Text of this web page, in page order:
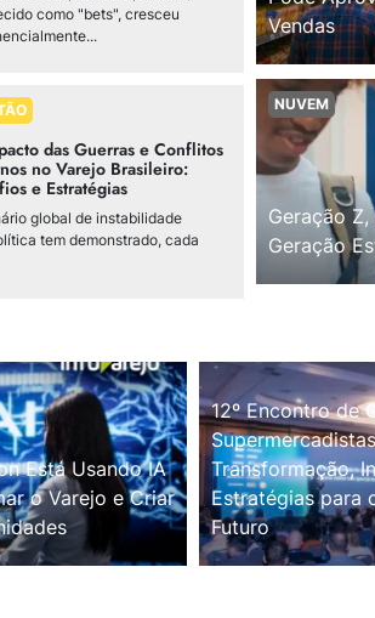
como "bets", cresceu
das Guerras e Conflitos
no Varejo Brasileiro:
e Estratégias
global de instabilidade
tem demonstrado, cada
Vendas
NUVEM
Geração
Geração
Está Usando IA
o Varejo e Criar
12º Encontro de
Transformação,
Estratégias para
Futuro